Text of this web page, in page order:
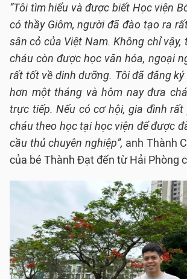
“Tôi tìm hiểu và được biết Học viện
có thầy Giôm, người đã đào tạo ra
sân cỏ của Việt Nam. Không chỉ vậy,
cháu còn được học văn hóa, ngoại
rất tốt về dinh dưỡng. Tôi đã đăng
hơn một tháng và hôm nay đưa
trực tiếp. Nếu có cơ hội, gia đình
cháu theo học tại học viện để được
cầu thủ chuyên nghiệp”, anh Thành
của bé Thành Đạt đến từ Hải Phòng